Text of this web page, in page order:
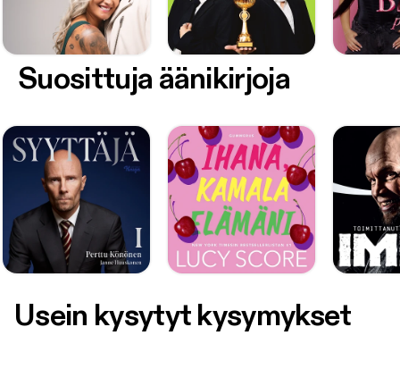
Suosittuja äänikirjoja
Usein kysytyt kysymykset